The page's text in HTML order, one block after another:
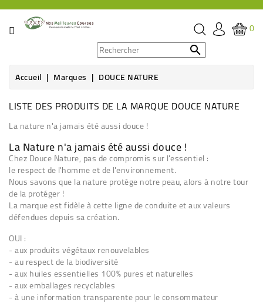
CATÉGORIE
ÉPICERIE
THÉ,
CAFÉ
BOISSON
HYGIÈNE
SOINS
SANTÉ
BIEN-
ÊTRE
BÉBÉ
0

Accueil Marques DOUCE NATURE
LISTE DES PRODUITS DE LA MARQUE DOUCE NATURE
La nature n'a jamais été aussi douce !
La Nature n'a jamais été aussi douce !
Chez Douce Nature, pas de compromis sur l'essentiel :
le respect de l'homme et de l'environnement.
Nous savons que la nature protège notre peau, alors à notre tour
de la protéger !
La marque est fidèle à cette ligne de conduite et aux valeurs
défendues depuis sa création.
OUI :
- aux produits végétaux renouvelables
- au respect de la biodiversité
- aux huiles essentielles 100% pures et naturelles
- aux emballages recyclables
- à une information transparente pour le consommateur